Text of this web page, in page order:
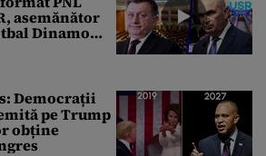
asemănător
Dinamo
Miliției
Democrații
pe Trump
obține